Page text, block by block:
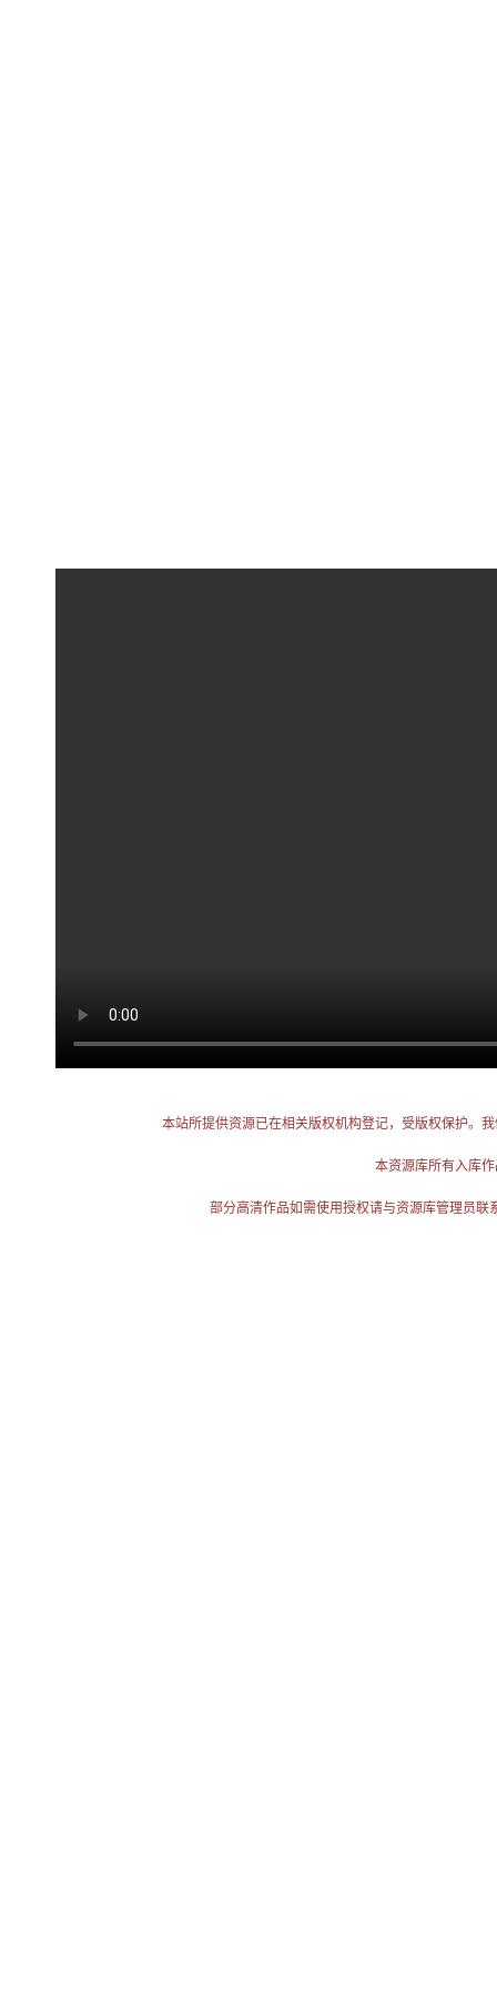
本站所提供资源已在相关版权机构登记，受版权保护。
本资源库所有入库
部分高清作品如需使用授权请与资源库管理员联